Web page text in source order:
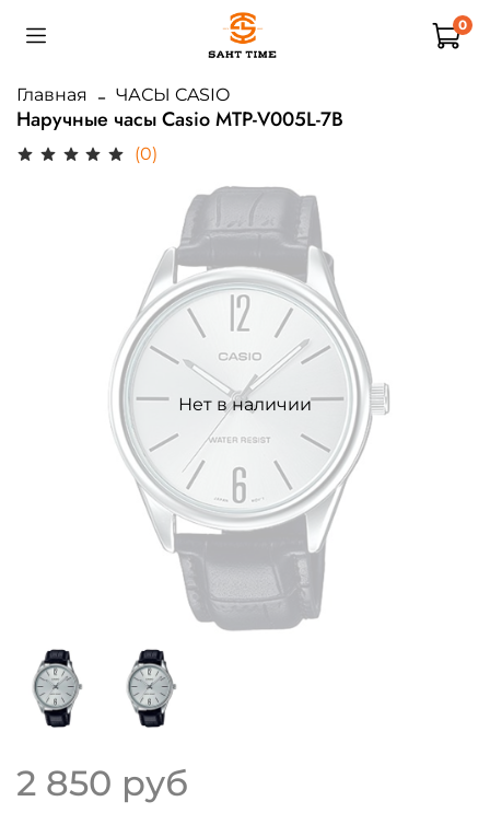
0
Главная ЧАСЫ CASIO
Наручные часы Casio MTP-V005L-7B
(0)
Нет в наличии
2 850 руб